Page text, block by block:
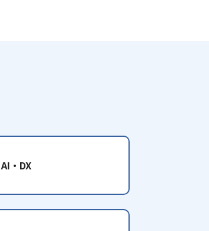
AI・DX